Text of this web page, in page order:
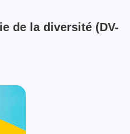
de la diversité (DV-